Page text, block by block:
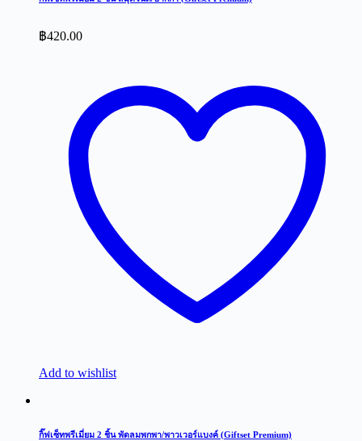
฿420.00
Add to wishlist
กิ๊ฟเซ็ทพรีเมี่ยม 2 ชิ้น พัดลมพกพา/พาวเวอร์แบงค์ (Giftset Premium)